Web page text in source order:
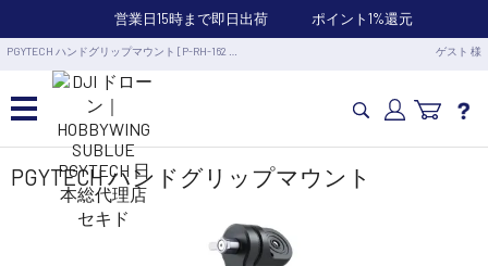
営業日15時まで即日出荷 ポイント1%還元
PGYTECH ハンドグリップマウント [P-RH-162 … ゲスト 様
カメラドローン・生活家電
PGYTECH ハンドグリップマウント